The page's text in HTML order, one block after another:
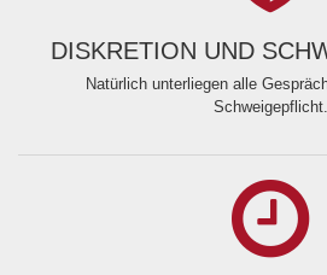
DISKRETION UND
Natürlich unterliegen alle
Schweigepflicht.